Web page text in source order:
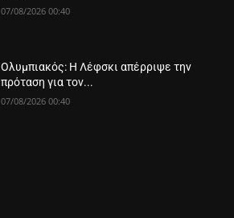
07/08/2026 00:40
Ολυμπιακός: Η Λέφσκι απέρριψε την
πρόταση για τον...
07/08/2026 00:40